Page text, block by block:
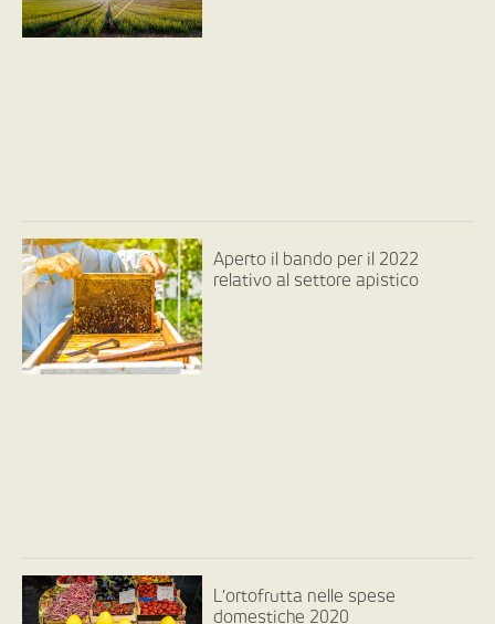
Aperto il bando per il 2022
relativo al settore apistico
L’ortofrutta nelle spese
domestiche 2020